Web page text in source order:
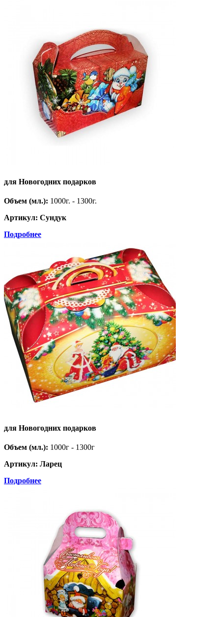
для Новогодних подарков
Объем (мл.): 1000г. - 1300г.
Артикул: Сундук
Подробнее
для Новогодних подарков
Объем (мл.): 1000г - 1300г
Артикул: Ларец
Подробнее